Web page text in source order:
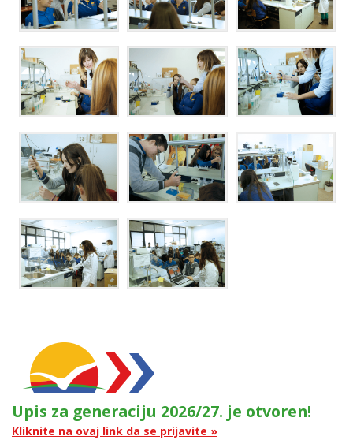
Upis za generaciju 2026/27. je otvoren!
Kliknite na ovaj link da se prijavite »